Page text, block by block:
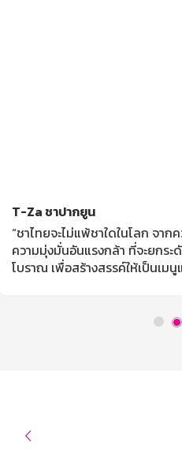
T-Za ชาปากยูน
“ชาไทยจะไม่แพ้ชาใดในโลก จา
ความมุ่งมั่นอันแรงกล้า ที่จะยกร
โบราณ เพื่อสร้างสรรค์ให้เป็นเม
